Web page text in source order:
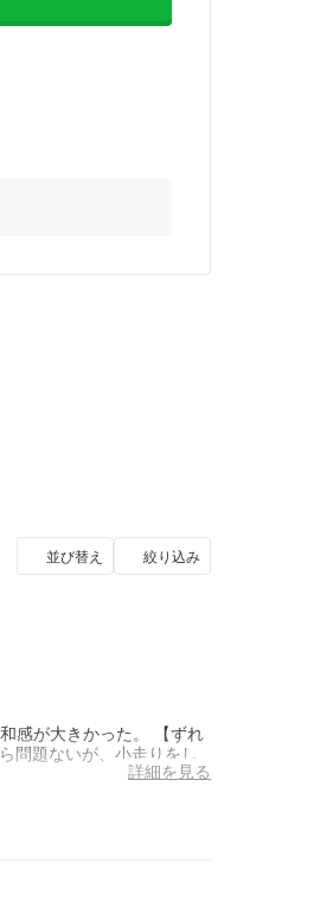
並び替え 絞り込み
感が大きかった。 【ずれ
問題ないが、小走りをし
詳細を見る